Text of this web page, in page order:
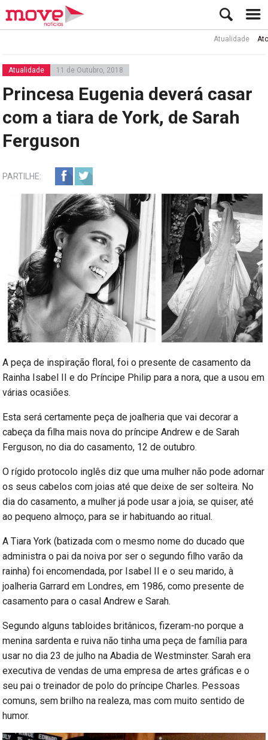
Atualidade Ator Rui
Atualidade 11 de Outubro, 2018
Princesa Eugenia deverá casar
com a tiara de York, de Sarah
Ferguson
PARTILHE:
A peça de inspiração floral, foi o presente de casamento da
Rainha Isabel II e do Príncipe Philip para a nora, que a usou em
várias ocasiões.
Esta será certamente peça de joalheria que vai decorar a
cabeça da filha mais nova do príncipe Andrew e de Sarah
Ferguson, no dia do casamento, 12 de outubro.
O rígido protocolo inglês diz que uma mulher não pode adornar
os seus cabelos com joias até que deixe de ser solteira. No
dia do casamento, a mulher já pode usar a joia, se quiser, até
ao pequeno almoço, para se ir habituando ao ritual.
A Tiara York (batizada com o mesmo nome do ducado que
administra o pai da noiva por ser o segundo filho varão da
rainha) foi encomendada, por Isabel II e o seu marido, à
joalheria Garrard em Londres, em 1986, como presente de
casamento para o casal Andrew e Sarah.
Segundo alguns tabloides britânicos, fizeram-no porque a
menina sardenta e ruiva não tinha uma peça de família para
usar no dia 23 de julho na Abadia de Westminster. Sarah era
executiva de vendas de uma empresa de artes gráficas e o
seu pai o treinador de polo do príncipe Charles. Pessoas
comuns, sem brilho na realeza, mas com muito sentido de
humor.